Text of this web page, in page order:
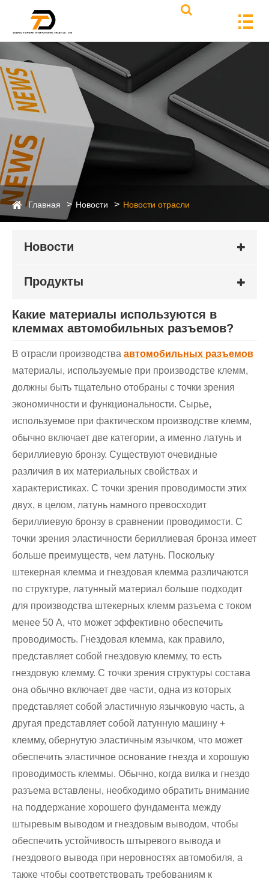
Главная Новости Новости отрасли
Новости
Продукты
Какие материалы используются в
клеммах автомобильных разъемов?
В отрасли производства автомобильных разъемов
материалы, используемые при производстве клемм,
должны быть тщательно отобраны с точки зрения
экономичности и функциональности. Сырье,
используемое при фактическом производстве клемм,
обычно включает две категории, а именно латунь и
бериллиевую бронзу. Существуют очевидные
различия в их материальных свойствах и
характеристиках. С точки зрения проводимости этих
двух, в целом, латунь намного превосходит
бериллиевую бронзу в сравнении проводимости. С
точки зрения эластичности бериллиевая бронза имеет
больше преимуществ, чем латунь. Поскольку
штекерная клемма и гнездовая клемма различаются
по структуре, латунный материал больше подходит
для производства штекерных клемм разъема с током
менее 50 А, что может эффективно обеспечить
проводимость. Гнездовая клемма, как правило,
представляет собой гнездовую клемму, то есть
гнездовую клемму. С точки зрения структуры состава
она обычно включает две части, одна из которых
представляет собой эластичную язычковую часть, а
другая представляет собой латунную машину +
клемму, обернутую эластичным язычком, что может
обеспечить эластичное основание гнезда и хорошую
проводимость клеммы. Обычно, когда вилка и гнездо
разъема вставлены, необходимо обратить внимание
на поддержание хорошего фундамента между
штыревым выводом и гнездовым выводом, чтобы
обеспечить устойчивость штыревого вывода и
гнездового вывода при неровностях автомобиля, а
также чтобы соответствовать требованиям к